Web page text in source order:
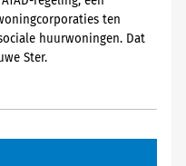
ten
huurwoningen. Dat
Ster.